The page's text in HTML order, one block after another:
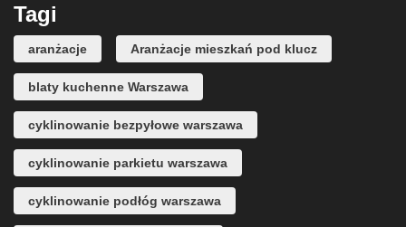
Tagi
aranżacje Aranżacje mieszkań pod klucz
blaty kuchenne Warszawa
cyklinowanie bezpyłowe warszawa
cyklinowanie parkietu warszawa
cyklinowanie podłóg warszawa